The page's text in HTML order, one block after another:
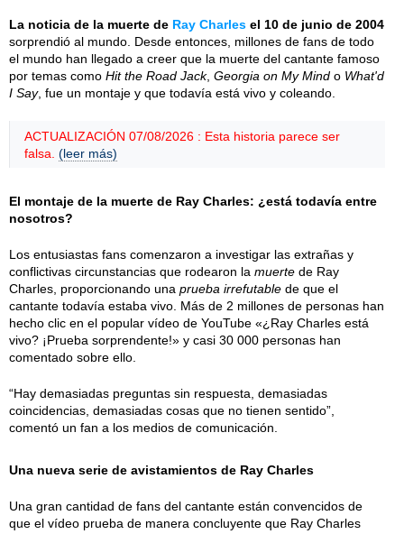
La noticia de la muerte de Ray Charles el 10 de junio de 2004
sorprendió al mundo. Desde entonces, millones de fans de todo
el mundo han llegado a creer que la muerte del cantante famoso
por temas como Hit the Road Jack, Georgia on My Mind o What'd
I Say, fue un montaje y que todavía está vivo y coleando.
ACTUALIZACIÓN 07/08/2026 : Esta historia parece ser
falsa. (leer más)
El montaje de la muerte de Ray Charles: ¿está todavía entre
nosotros?
Los entusiastas fans comenzaron a investigar las extrañas y
conflictivas circunstancias que rodearon la muerte de Ray
Charles, proporcionando una prueba irrefutable de que el
cantante todavía estaba vivo. Más de 2 millones de personas han
hecho clic en el popular vídeo de YouTube «¿Ray Charles está
vivo? ¡Prueba sorprendente!» y casi 30 000 personas han
comentado sobre ello.
“Hay demasiadas preguntas sin respuesta, demasiadas
coincidencias, demasiadas cosas que no tienen sentido”,
comentó un fan a los medios de comunicación.
Una nueva serie de avistamientos de Ray Charles
Una gran cantidad de fans del cantante están convencidos de
que el vídeo prueba de manera concluyente que Ray Charles